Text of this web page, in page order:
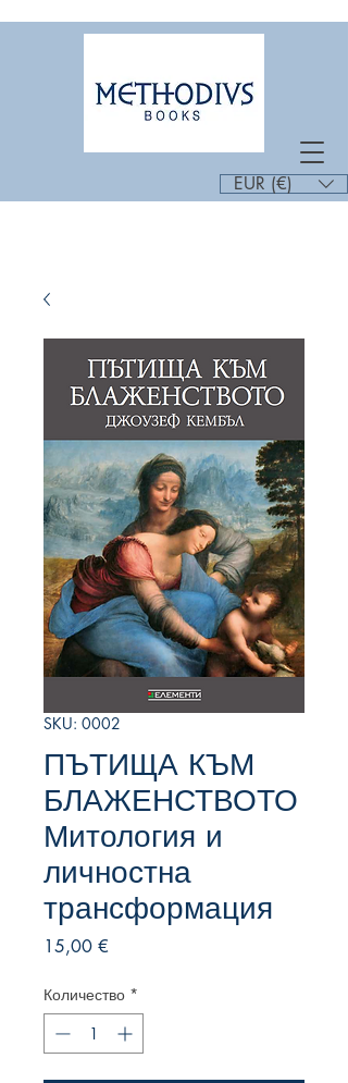
EUR (€)
SKU: 0002
ПЪТИЩА КЪМ
БЛАЖЕНСТВОТО
Митология и
личностна
трансформация
15,00 €
Количество *